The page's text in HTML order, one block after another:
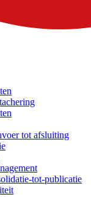
tot afsluiting
tot-publicatie